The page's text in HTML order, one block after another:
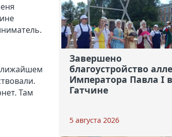
Там
Завершено
благоустройство
Императора Павла I в
Гатчине
5 августа 2026